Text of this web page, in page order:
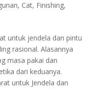
, Cat, Finishing,
untuk jendela dan pintu
rasional. Alasannya
masa pakai dan
dari keduanya.
untuk Jendela dan